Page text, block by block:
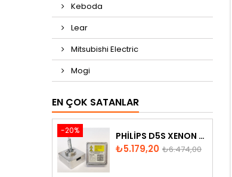
Keboda
Lear
Mitsubishi Electric
Mogi
EN ÇOK SATANLAR
-20% PHILIPS D5S XENON AMPUL
Fiyat
₺5.179,20 Normal
₺6.474,00